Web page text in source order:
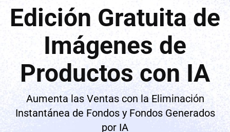
Edición Gratuita de
Imágenes de
Productos con IA
Aumenta las Ventas con la Eliminación
Instantánea de Fondos y Fondos Generados
por IA